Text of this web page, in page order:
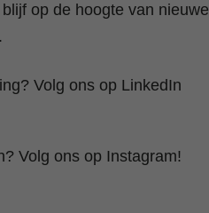
op de hoogte van nieuwe
Volg ons op LinkedIn
Volg ons op Instagram!